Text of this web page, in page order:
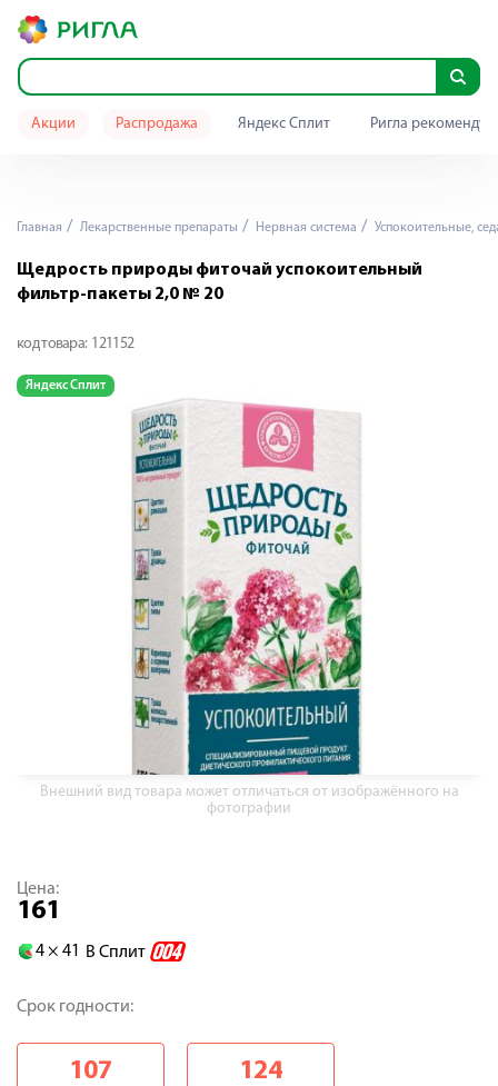
Акции Распродажа Яндекс Сплит Ригла
Главная Лекарственные препараты Нервная система Успокоительные,
Щедрость природы фиточай успокоительный
фильтр-пакеты 2,0 № 20
код товара: 121152
Яндекс Сплит
Внешний вид товара может отличаться от изображённого на
фотографии
Цена:
161
4 × 41 В Сплит
Срок годности:
107 124